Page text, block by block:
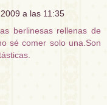
a las 11:35
berlinesas rellenas de
sé comer solo una.Son